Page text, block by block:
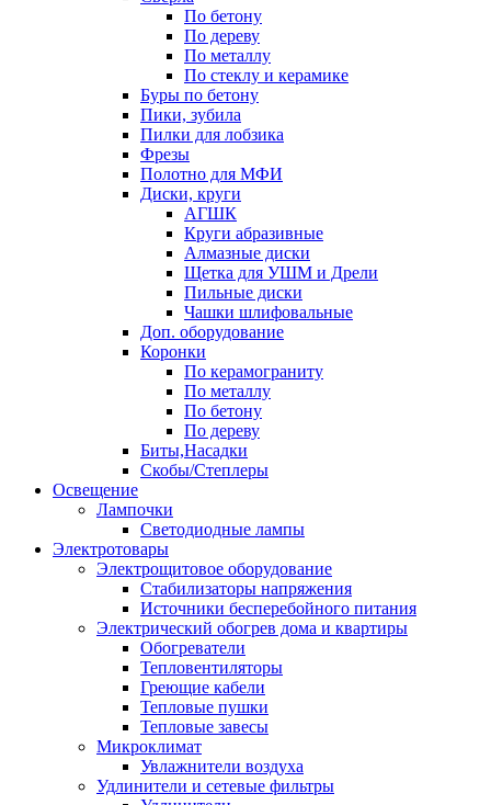
По бетону
По дереву
По металлу
По стеклу и керамике
Буры по бетону
Пики, зубила
Пилки для лобзика
Фрезы
Полотно для МФИ
Диски, круги
АГШК
Круги абразивные
Алмазные диски
Щетка для УШМ и Дрели
Пильные диски
Чашки шлифовальные
Доп. оборудование
Коронки
По керамограниту
По металлу
По бетону
По дереву
Биты,Насадки
Скобы/Степлеры
Освещение
Лампочки
Светодиодные лампы
Электротовары
Электрощитовое оборудование
Стабилизаторы напряжения
Источники бесперебойного питания
Электрический обогрев дома и квартиры
Обогреватели
Тепловентиляторы
Греющие кабели
Тепловые пушки
Тепловые завесы
Микроклимат
Увлажнители воздуха
Удлинители и сетевые фильтры